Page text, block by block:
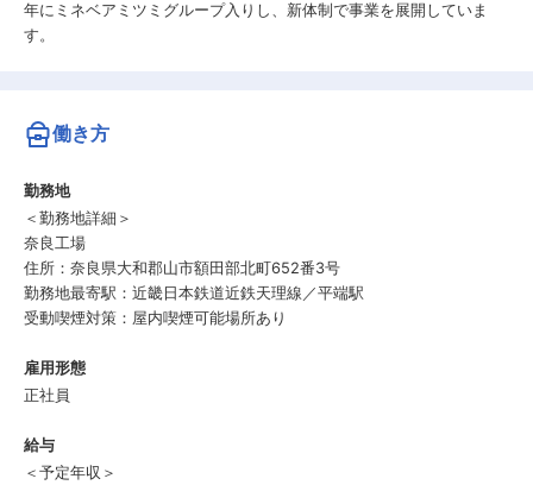
年にミネベアミツミグループ入りし、新体制で事業を展開していま
す。
働き方
勤務地
＜勤務地詳細＞
奈良工場
住所：奈良県大和郡山市額田部北町652番3号
勤務地最寄駅：近畿日本鉄道近鉄天理線／平端駅
受動喫煙対策：屋内喫煙可能場所あり
雇用形態
正社員
給与
＜予定年収＞